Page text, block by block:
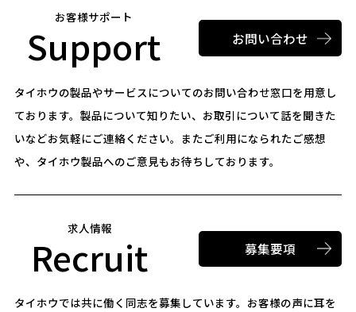
お客様サポート
Support お問い合わせ
タイホウの製品やサービスについてのお問い合わせ窓口を用意し
ております。 製品について知りたい、お取引について話を聞きた
いなどお気軽にご連絡ください。 またご利用になられたご感想
や、タイホウ製品へのご意見もお待ちしております。
求人情報
Recruit 募集要項
タイホウでは共に働く同志を募集しています。 お客様の声に耳を